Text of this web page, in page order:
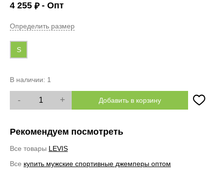
4 255 ₽- Опт
Определить размер
S
В наличии: 1
- + Добавить в корзину
Рекомендуем посмотреть
Все товары LEVIS
Все купить мужские спортивные джемперы оптом